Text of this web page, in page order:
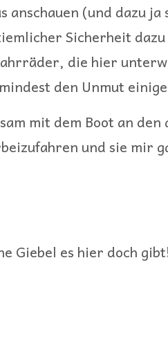
anschauen (und dazu
Sicherheit
die hier
den Unmut
mit dem Boot an
und sie mir
Giebel es hier doch